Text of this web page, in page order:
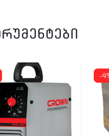
-